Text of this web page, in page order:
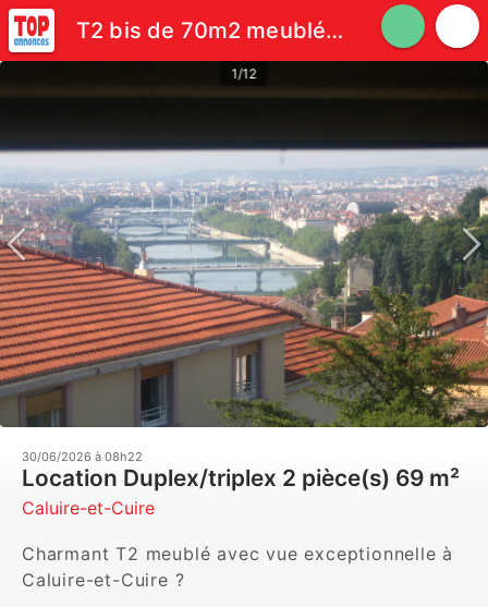
T2 bis de 70m2 meublé à Caluire/limite Croix rousse
1/12
30/06/2026 à 08h22
Location Duplex/triplex 2 pièce(s) 69 m²
Caluire-et-Cuire
Charmant T2 meublé avec vue exceptionnelle à
Caluire-et-Cuire ?